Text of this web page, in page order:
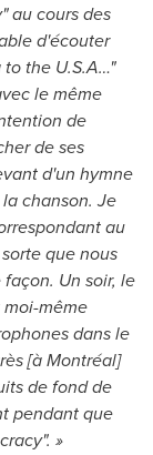
au cours des
d'écouter
the U.S.A…"
le même
de
de ses
d'un hymne
chanson. Je
au
que nous
Un soir, le
même
dans le
[à Montréal]
de fond de
pendant que
»